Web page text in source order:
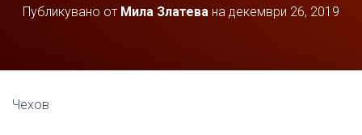
А
Т
Публикувано от Мила Златева на декември 26, 2019
Чехов